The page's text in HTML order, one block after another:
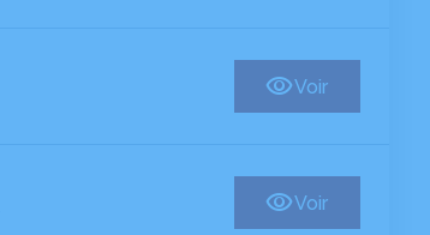
Voir
Voir